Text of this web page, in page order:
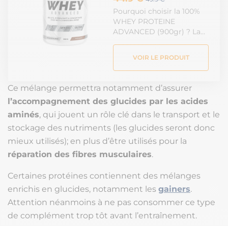
Pourquoi choisir la 100%
WHEY PROTEINE
ADVANCED (900gr) ? La…
VOIR LE PRODUIT
Ce mélange permettra notamment d’assurer
l’accompagnement des glucides par les acides
aminés, qui jouent un rôle clé dans le transport et le
stockage des nutriments (les glucides seront donc
mieux utilisés); en plus d’être utilisés pour la
réparation des fibres musculaires.
Certaines protéines contiennent des mélanges
enrichis en glucides, notamment les gainers.
Attention néanmoins à ne pas consommer ce type
de complément trop tôt avant l’entraînement.